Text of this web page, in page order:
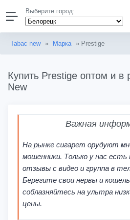
Выберите город:
Tabac new » Марка » Prestige
Купить Prestige оптом и в
New
Важная
На рынке сигарет орудуют
мошенники. Только у нас
отзывы с видео и группа в
Берегите свои нервы и
соблазняйтесь на ультра
цены.